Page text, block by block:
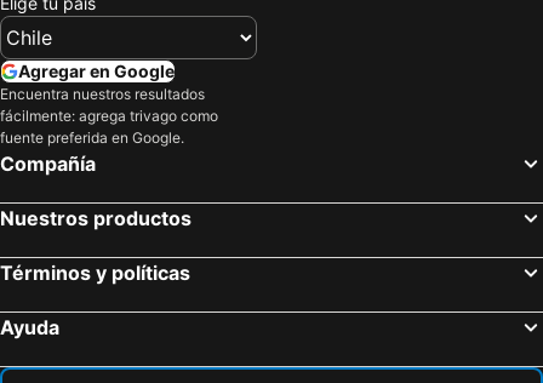
Agregar en Google
Encuentra nuestros resultados
fácilmente: agrega trivago como
fuente preferida en Google.
Compañía
Nuestros productos
Términos y políticas
Ayuda